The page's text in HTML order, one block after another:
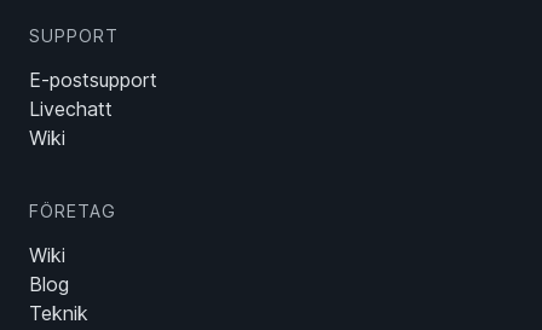
SUPPORT
E-postsupport
Livechatt
Wiki
FÖRETAG
Wiki
Blog
Teknik